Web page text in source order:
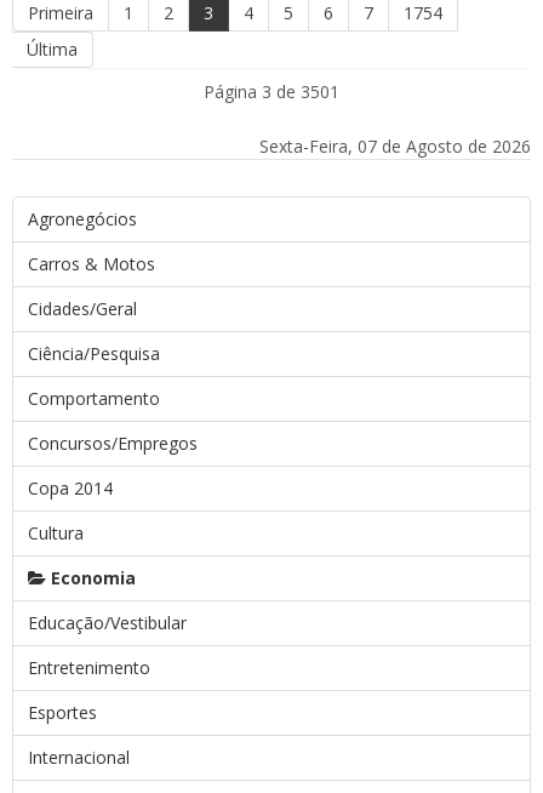
Primeira 1 2 3 4 5 6 7
1754
Última
Página 3 de 3501
Sexta-Feira, 07 de Agosto de 2026
Agronegócios
Carros & Motos
Cidades/Geral
Ciência/Pesquisa
Comportamento
Concursos/Empregos
Copa 2014
Cultura
Economia
Educação/Vestibular
Entretenimento
Esportes
Internacional